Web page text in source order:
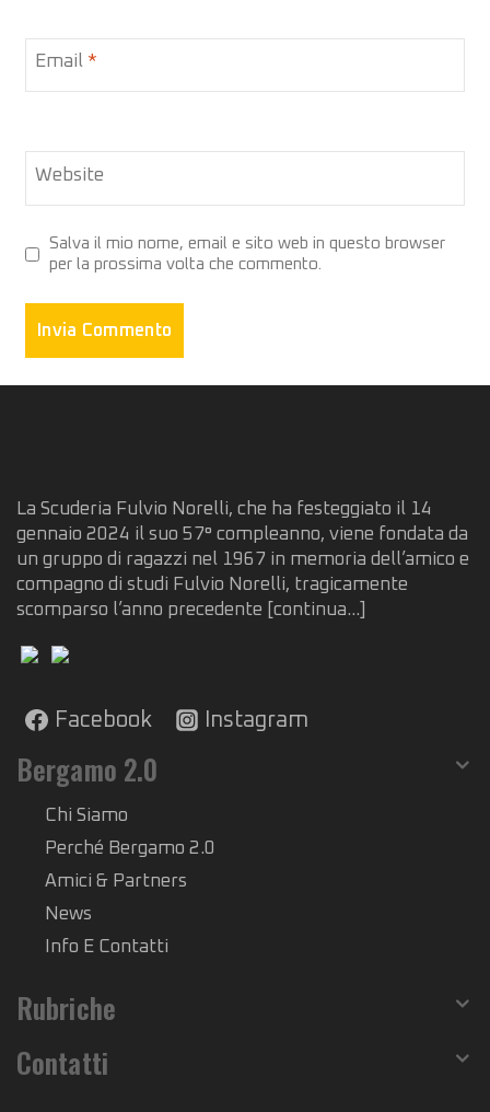
Email *
Website
Salva il mio nome, email e sito web in questo browser
per la prossima volta che commento.
La Scuderia Fulvio Norelli, che ha festeggiato il 14
gennaio 2024 il suo 57° compleanno, viene fondata da
un gruppo di ragazzi nel 1967 in memoria dell’amico e
compagno di studi Fulvio Norelli, tragicamente
scomparso l’anno precedente
[continua...]
Facebook Instagram
Bergamo 2.0
Chi Siamo
Perché Bergamo 2.0
Amici & Partners
News
Info E Contatti
Rubriche
Contatti